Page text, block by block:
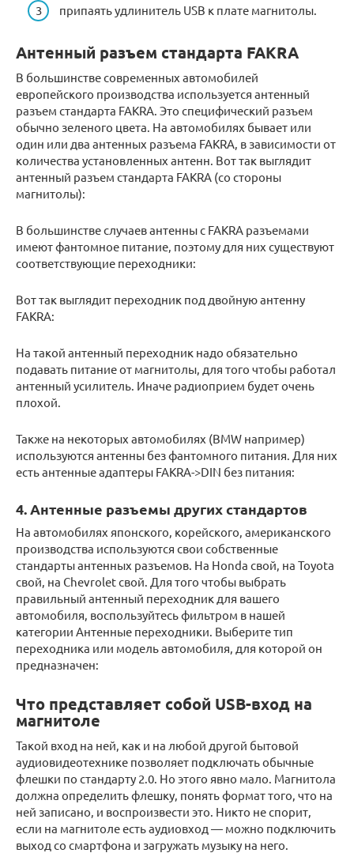
припаять удлинитель USB к плате магнитолы.
Антенный разъем стандарта FAKRA
В большинстве современных автомобилей
европейского производства используется антенный
разъем стандарта FAKRA. Это специфический разъем
обычно зеленого цвета. На автомобилях бывает или
один или два антенных разъема FAKRA, в зависимости от
количества установленных антенн. Вот так выглядит
антенный разъем стандарта FAKRA (со стороны
магнитолы):
В большинстве случаев антенны с FAKRA разъемами
имеют фантомное питание, поэтому для них существуют
соответствующие переходники:
Вот так выглядит переходник под двойную антенну
FAKRA:
На такой антенный переходник надо обязательно
подавать питание от магнитолы, для того чтобы работал
антенный усилитель. Иначе радиоприем будет очень
плохой.
Также на некоторых автомобилях (BMW например)
используются антенны без фантомного питания. Для них
есть антенные адаптеры FAKRA->DIN без питания:
4. Антенные разъемы других стандартов
На автомобилях японского, корейского, американского
производства используются свои собственные
стандарты антенных разъемов. На Honda свой, на Toyota
свой, на Chevrolet свой. Для того чтобы выбрать
правильный антенный переходник для вашего
автомобиля, воспользуйтесь фильтром в нашей
категории Антенные переходники. Выберите тип
переходника или модель автомобиля, для которой он
предназначен:
Что представляет собой USB-вход на
магнитоле
Такой вход на ней, как и на любой другой бытовой
аудиовидеотехнике позволяет подключать обычные
флешки по стандарту 2.0. Но этого явно мало. Магнитола
должна определить флешку, понять формат того, что на
ней записано, и воспроизвести это. Никто не спорит,
если на магнитоле есть аудиовход — можно подключить
выход со смартфона и загружать музыку на него.